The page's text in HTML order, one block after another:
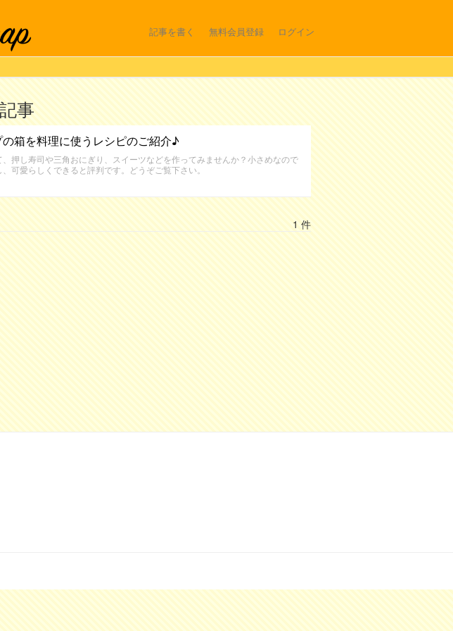
記事を書く 無料会員登録 ログイン
事
箱を料理に使うレシピのご紹介♪
押し寿司や三角おにぎり、スイーツなどを作ってみませんか？小さめなので
可愛らしくできると評判です。どうぞご覧下さい。
1 件